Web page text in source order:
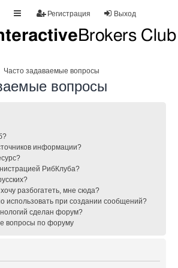
Выход
Регистрация
Часто задаваемые вопросы
вопросы
информации?
РибКлуба?
разбогатеть, мне сюда?
использовать при создании сообщений?
сделан форум?
вопросы по форуму